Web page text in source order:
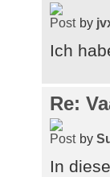
by
Ich
Re:
by
In